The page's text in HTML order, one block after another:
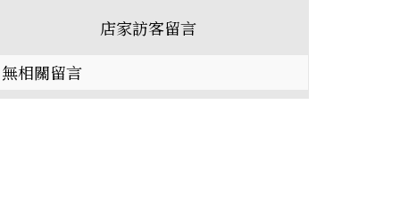
店家訪客留言
無相關留言